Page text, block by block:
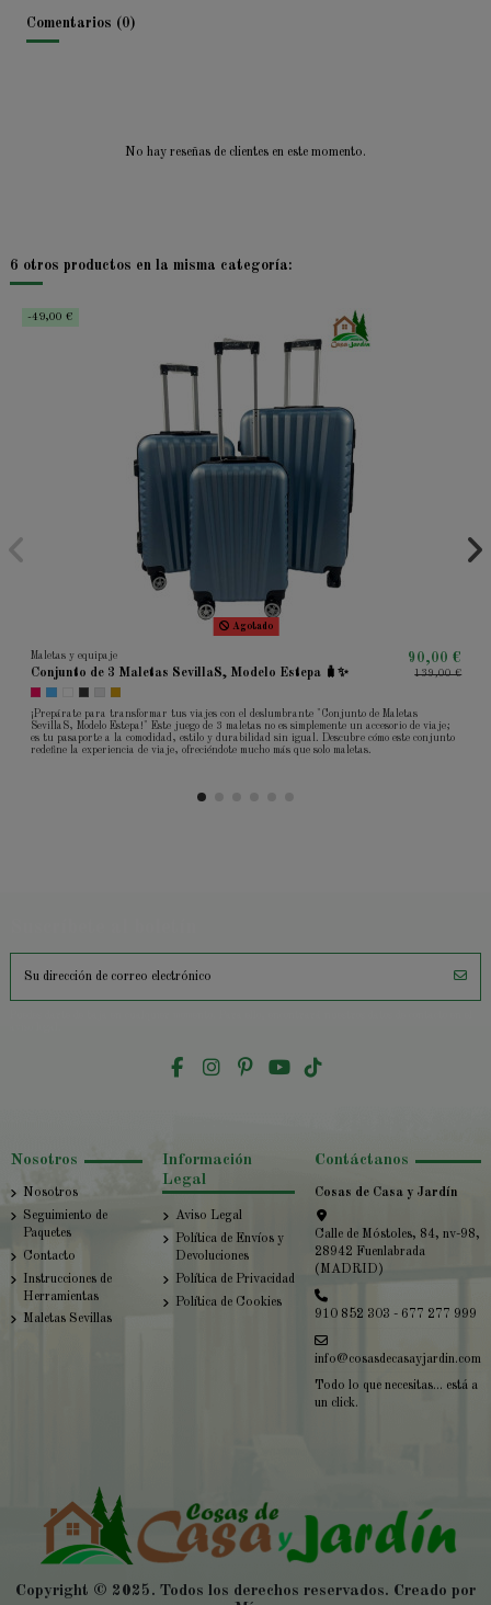
Comentarios (0)
No hay reseñas de clientes en este momento.
6 otros productos en la misma categoría:
-49,00 €
Agotado
Maletas y equipaje
Conjunto de 3 Maletas SevillaS, Modelo Estepa 🧳✨
90,00 €
139,00 €
¡Prepárate para transformar tus viajes con el deslumbrante "Conjunto de Maletas
SevillaS, Modelo Estepa!" Este juego de 3 maletas no es simplemente un accesorio de viaje;
es tu pasaporte a la comodidad, estilo y durabilidad sin igual. Descubre cómo este conjunto
redefine la experiencia de viaje, ofreciéndote mucho más que solo maletas.
Nosotros
Nosotros
Seguimiento de
Paquetes
Contacto
Instrucciones de
Herramientas
Maletas Sevillas
Información
Legal
Aviso Legal
Política de Envíos y
Devoluciones
Política de Privacidad
Política de Cookies
Contáctanos
Cosas de Casa y Jardín
Calle de Móstoles, 84, nv-98,
28942 Fuenlabrada
(MADRID)
910 852 303 - 677 277 999
info@cosasdecasayjardin.com
Todo lo que necesitas... está a
un click.
Copyright © 2025. Todos los derechos reservados. Creado por